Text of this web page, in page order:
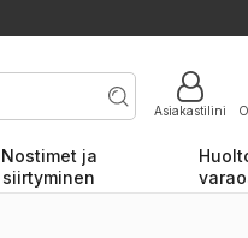
Asiakastilini
Nostimet ja
siirtyminen